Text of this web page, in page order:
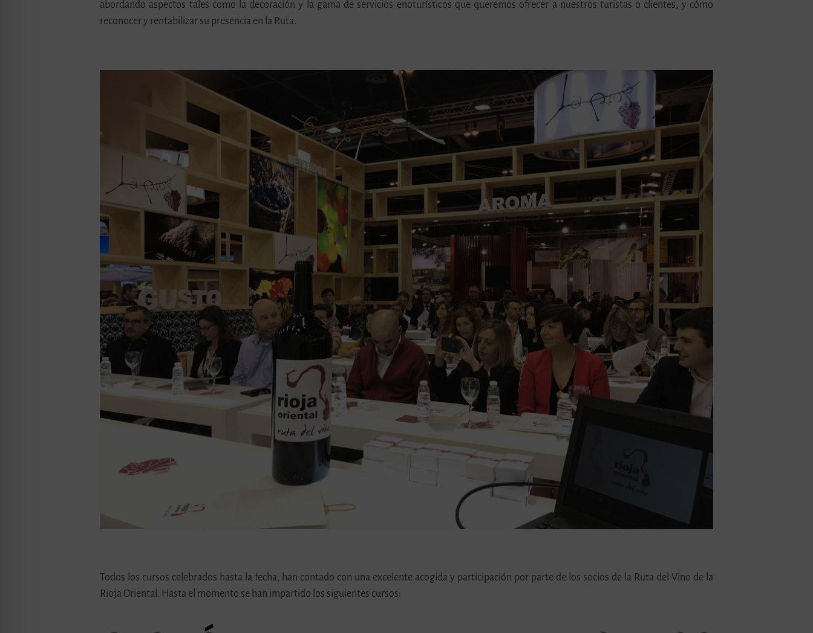
abordando aspectos tales como la decoración y la gama de servicios enoturísticos que queremos ofrecer a nuestros turistas o clientes, y cómo
reconocer y rentabilizar su presencia en la Ruta.
Todos los cursos celebrados hasta la fecha, han contado con una excelente acogida y participación por parte de los socios de la Ruta del Vino de la
Rioja Oriental. Hasta el momento se han impartido los siguientes cursos: